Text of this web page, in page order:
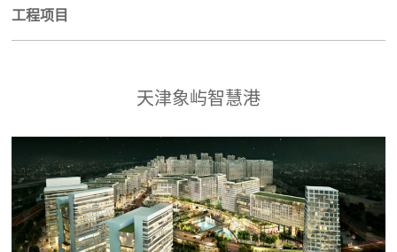
工程项目
天津象屿智慧港